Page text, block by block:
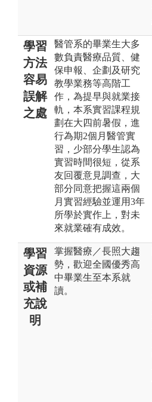
學習
方法
容易
誤解
之處
醫管系的畢業生大多
數負責醫療品質、健
保申報、企劃及研究
教學業務等高階工
作，為提早與就業接
軌，本系實習課程規
劃在大四前暑假，進
行為期2個月醫管實
習，少部分學生認為
實習時間很短，從系
友回覆意見調查，大
部分同意把握這兩個
月實習經驗並運用3年
所學於實作上，對未
來就業確有成效。
學習
資源
或補
充說
明
掌握醫療／長照大趨
勢，歡迎全國優秀高
中畢業生至本系就
讀。